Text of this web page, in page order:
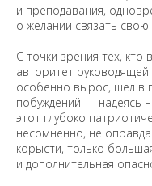
и преподавания,
о желании связать
С точки зрения тех, кто
авторитет
особенно вырос, шел в
побуждений — надеясь
этот глубоко
несомненно, не
корысти, только
и дополнительная